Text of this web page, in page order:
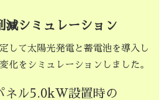
減シミュレーション
して太陽光発電と蓄電池を導入し
化をシミュレーションしました。
ネル5.0kW設置時の